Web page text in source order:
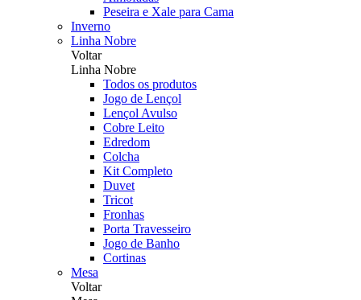
Peseira e Xale para Cama
Inverno
Linha Nobre
Voltar
Linha Nobre
Todos os produtos
Jogo de Lençol
Lençol Avulso
Cobre Leito
Edredom
Colcha
Kit Completo
Duvet
Tricot
Fronhas
Porta Travesseiro
Jogo de Banho
Cortinas
Mesa
Voltar